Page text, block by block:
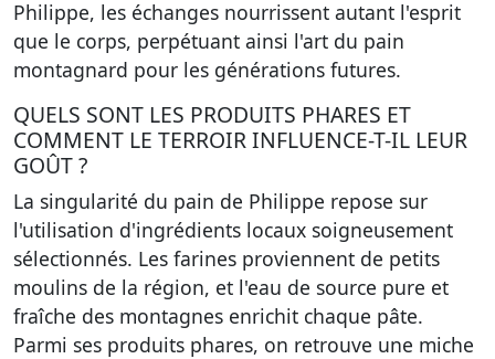
Philippe, les échanges nourrissent autant l'esprit
que le corps, perpétuant ainsi l'art du pain
montagnard pour les générations futures.
QUELS SONT LES PRODUITS PHARES ET
COMMENT LE TERROIR INFLUENCE-T-IL LEUR
GOÛT ?
La singularité du pain de Philippe repose sur
l'utilisation d'ingrédients locaux soigneusement
sélectionnés. Les farines proviennent de petits
moulins de la région, et l'eau de source pure et
fraîche des montagnes enrichit chaque pâte.
Parmi ses produits phares, on retrouve une miche